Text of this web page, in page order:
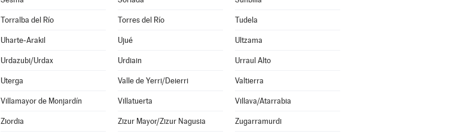
Torralba del Río Torres del Río Tudela
Uharte-Arakil Ujué Ultzama
Urdazubi/Urdax Urdiain Urraul Alto
Uterga Valle de Yerri/Deierri Valtierra
Villamayor de Monjardín Villatuerta Villava/Atarrabia
Ziordia Zizur Mayor/Zizur Nagusia Zugarramurdi